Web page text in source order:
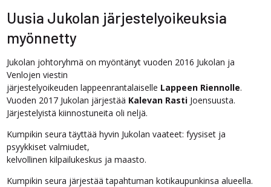
Uusia Jukolan järjestelyoikeuksia
myönnetty
Jukolan johtoryhmä on myöntänyt vuoden 2016 Jukolan ja
Venlojen viestin
järjestelyoikeuden lappeenrantalaiselle Lappeen Riennolle.
Vuoden 2017 Jukolan järjestää Kalevan RastiJoensuusta.
Järjestelyistä kiinnostuneita oli neljä.
Kumpikin seura täyttää hyvin Jukolan vaateet: fyysiset ja
psyykkiset valmiudet,
kelvollinen kilpailukeskus ja maasto.
Kumpikin seura järjestää tapahtuman kotikaupunkinsa alueella.